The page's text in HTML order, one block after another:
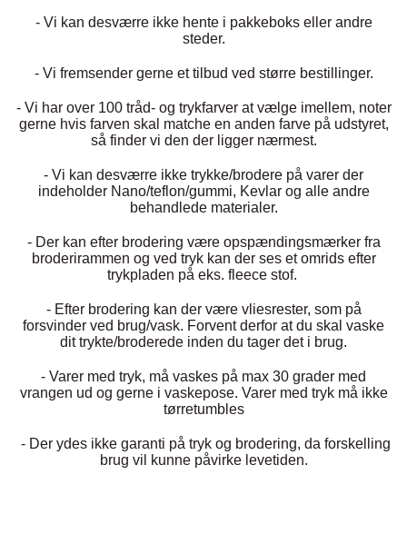
PONY & SHETTY
TRANSPORT UDSTYR
TERAPI PRODUKTER
SIKKERHEDSVESTE
HANDSKER
STRØMPER
HUER & HALSTØRKLÆDER
GAVEARTIKLER VOKSNE
BØRN & JUNIOR
LÆDER & UDSTYRSPLEJE
KLIPPEMASKINER & STØVSUGERE
INSEKTBESKYTTELSE
HESTEBOLCHER & TREATS
TILSKUD & VITAMINER
STALD & FOLD
SKO & SMEDEVÆRKTØJ
HOVEDLAG & TILBEHØR
GAMSCHER & BANDAGER
TRAVDÆKKEN & TILBEHØR
SKO & VÆRKTØJ
VOGNE & TILBEHØR
TRAV KUSK
PONYTRAV
MONTÉ
PREMIER EQUINE VINTERDÆKKEN
PREMIER EQUINE STALDDÆKKEN
PREMIER EQUINE LINERS & DÆKKEN
TILBEHØR
PREMIER EQUINE WALKER & RIDEDÆKKEN
PREMIER EQUINE INSEKTBESKYTTELSE
PREMIER EQUINE MAGNET & INFRARØD
TERAPI
PREMIER EQUINE GRIMER & TRÆKTOV
BRANDS
ANIMALINTEX®
BACK ON TRACK
CARR & DAY & MARTIN
CUSTOM
DELTACAST
EMIN
FENWICK LIQUID TITANIUM®
- Vi kan desværre ikke hente i pakkeboks eller andre
steder.
- Vi fremsender gerne et tilbud ved større bestillinger.
- Vi har over 100 tråd- og trykfarver at vælge imellem, noter
gerne hvis farven skal matche en anden farve på udstyret,
så finder vi den der ligger nærmest.
- Vi kan desværre ikke trykke/brodere på varer der
indeholder Nano/teflon/gummi, Kevlar og alle andre
behandlede materialer.
- Der kan efter brodering være opspændingsmærker fra
broderirammen og ved tryk kan der ses et omrids efter
trykpladen på eks. fleece stof.
- Efter brodering kan der være vliesrester, som på
forsvinder ved brug/vask. Forvent derfor at du skal vaske
dit trykte/broderede inden du tager det i brug.
- Varer med tryk, må vaskes på max 30 grader med
vrangen ud og gerne i vaskepose. Varer med tryk må ikke
tørretumbles
- Der ydes ikke garanti på tryk og brodering, da forskelling
brug vil kunne påvirke levetiden.